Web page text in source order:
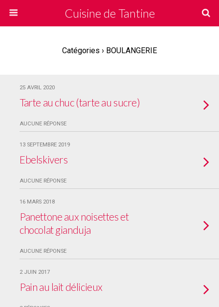
Cuisine de Tantine
Catégories › BOULANGERIE
25 AVRIL 2020
Tarte au chuc (tarte au sucre)
AUCUNE RÉPONSE
13 SEPTEMBRE 2019
Ebelskivers
AUCUNE RÉPONSE
16 MARS 2018
Panettone aux noisettes et
chocolat gianduja
AUCUNE RÉPONSE
2 JUIN 2017
Pain au lait délicieux